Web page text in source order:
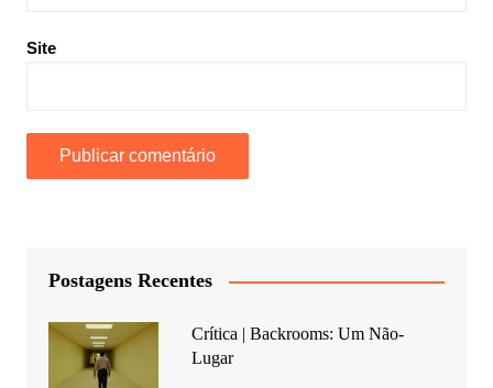
Site
Postagens Recentes
Crítica | Backrooms: Um Não-
Lugar